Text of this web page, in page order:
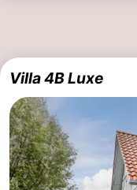
Villa 4B Luxe